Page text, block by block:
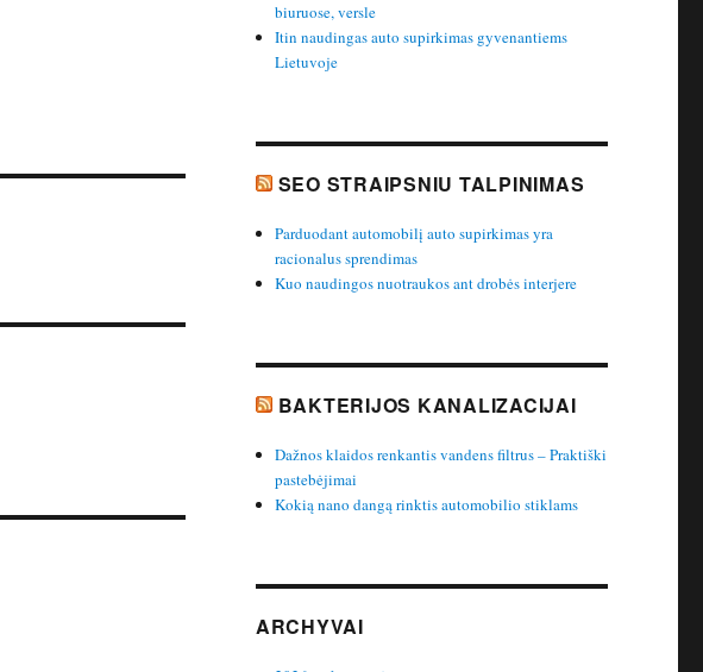
biuruose, versle
Itin naudingas auto supirkimas gyvenantiems
Lietuvoje
SEO STRAIPSNIU TALPINIMAS
Parduodant automobilį auto supirkimas yra
racionalus sprendimas
Kuo naudingos nuotraukos ant drobės interjere
BAKTERIJOS KANALIZACIJAI
Dažnos klaidos renkantis vandens filtrus – Praktiški
pastebėjimai
Kokią nano dangą rinktis automobilio stiklams
ARCHYVAI